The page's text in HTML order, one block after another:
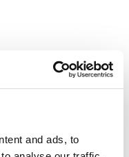
and ads, to
(selected)